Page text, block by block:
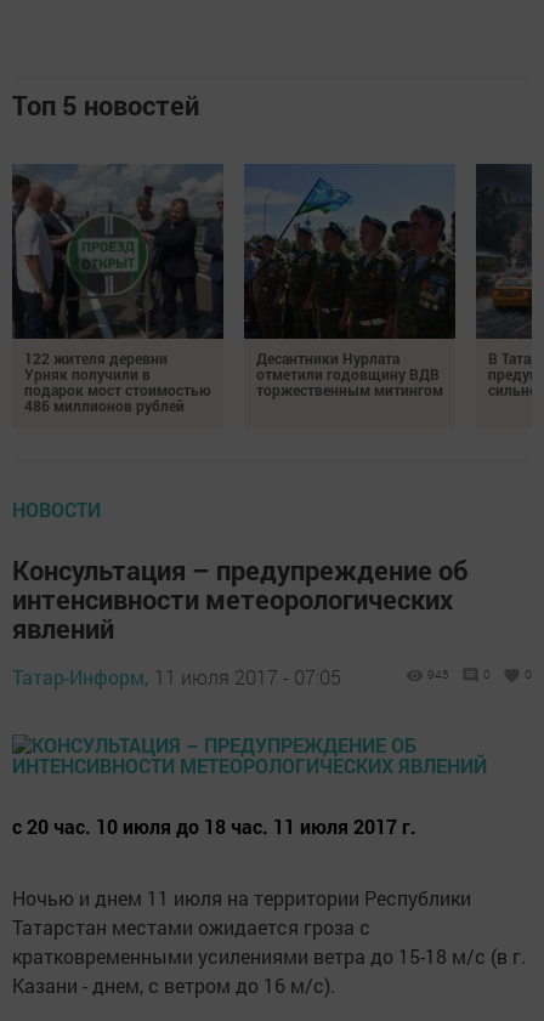
Топ 5 новостей
122 жителя деревни
Урняк получили в
подарок мост стоимостью
486 миллионов рублей
Десантники Нурлата
отметили годовщину ВДВ
торжественным митингом
В
НОВОСТИ
Консультация – предупреждение об
интенсивности метеорологических
явлений
Татар-Информ, 11 июля 2017 - 07:05 945 0 0
с 20 час. 10 июля до 18 час. 11 июля 2017 г.
Ночью и днем 11 июля на территории Республики
Татарстан местами ожидается гроза с
кратковременными усилениями ветра до 15-18 м/с (в г.
Казани - днем, с ветром до 16 м/с).